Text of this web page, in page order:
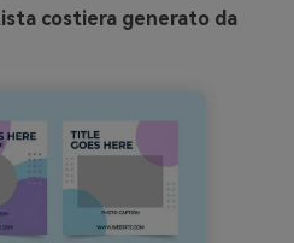
costiera generato da